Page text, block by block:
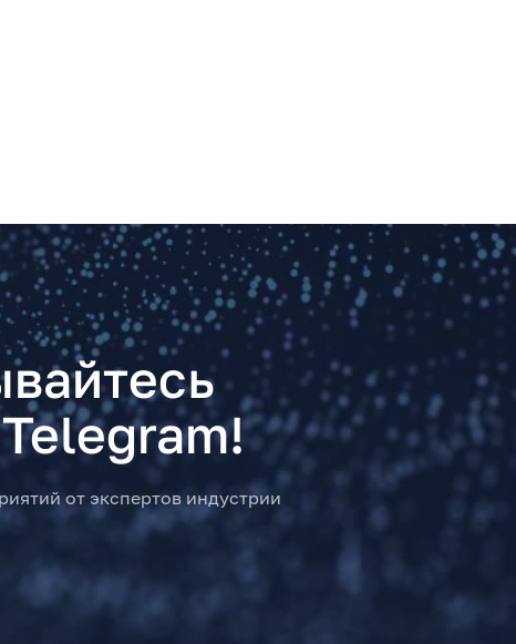
от экспертов индустрии